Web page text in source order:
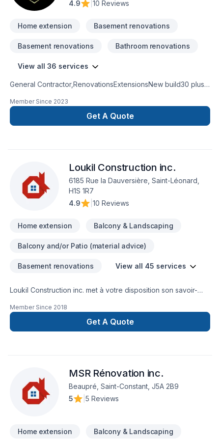
4.9 10 Reviews
Home extension Basement renovations
Basement renovations Bathroom renovations
View all 36 services
General Contractor,RenovationsExtensionsNew build30 plus
remodeling basement remodel
Member Since 2023
Get A Quote
Loukil Construction inc.
6185 Rue la Dauversière, Saint-Léonard,
H1S 1R7
4.9
10 Reviews
Home extension Balcony & Landscaping
Balcony and/or Patio (material advice)
Basement renovations View all 45 services
Loukil Construction inc. met à votre disposition son savoir-
Coffrage, Commercial, Démolition, Drain français, Excavation,
Excavation intérieur, Fissures, Fondation, Fondations,
Gouttières, Gypse, Ingénieur, Margelle, Patio, Plancher, Puit
notre approche centrée sur le client, nous proposons des
solutions adaptées à vos besoins spécifiques et à votre
budget. Confiez votre projet à une équipe qui a à cœur votre
satisfaction.
Member Since 2018
Get A Quote
MSR Rénovation inc.
Beaupré, Saint-Constant, J5A 2B9
5
5 Reviews
Home extension Balcony & Landscaping